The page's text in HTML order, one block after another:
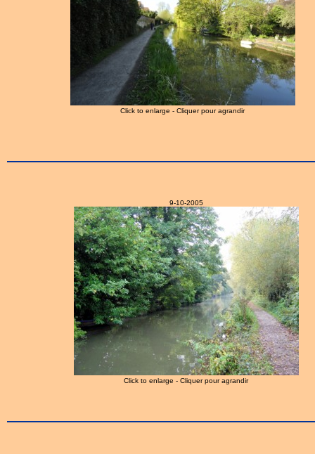
Click to enlarge - Cliquer pour agrandir
9-10-2005
Click to enlarge - Cliquer pour agrandir